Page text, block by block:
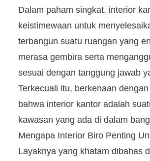
Dalam paham singkat, interior
keistimewaan untuk
terbangun suatu ruangan yang
merasa gembira serta
sesuai dengan tanggung jawab
Terkecuali itu, berkenaan
bahwa interior kantor adalah
kawasan yang ada di dalam
Mengapa Interior Biro Penting
Layaknya yang khatam dibahas